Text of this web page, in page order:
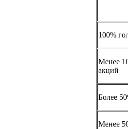
100%
Менее
акций
Более
Менее